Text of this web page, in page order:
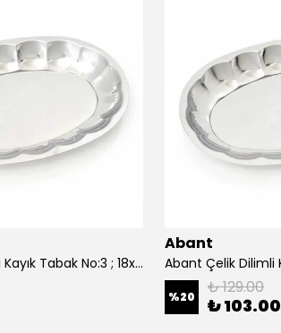
Abant Çelik Dilimli Kayık Tabak No:3 ; 18x27,5 cm.
Abant
%20 ₺ 129.00
₺ 103.00